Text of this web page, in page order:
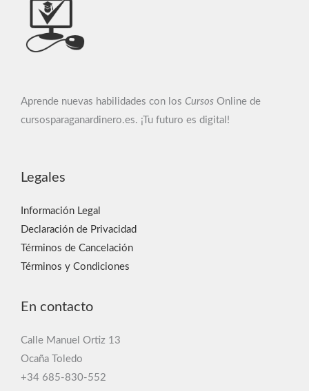
Aprende nuevas habilidades con los Cursos Online de
cursosparaganardinero.es. ¡Tu futuro es digital!
Legales
Información Legal
Declaración de Privacidad
Términos de Cancelación
Términos y Condiciones
En contacto
Calle Manuel Ortiz 13
Ocaña Toledo
+34 685-830-552